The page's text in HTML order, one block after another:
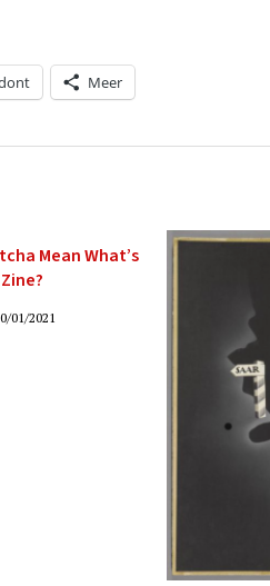
Meer
Mean What’s
01/2021